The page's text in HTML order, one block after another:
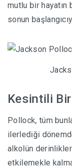
mutlu bir hayatın
sonun
Kesintili
Pollock, tüm
ilerlediği
alkolün
etkilemekle